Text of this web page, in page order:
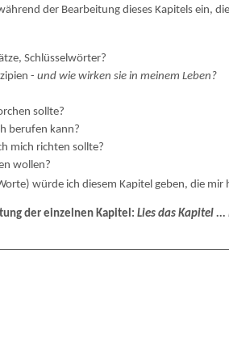
der Bearbeitung dieses Kapitels ein,
Schlüsselwörter?
-und wie wirken sie in meinem Leben?
sollte?
berufen kann?
mich richten sollte?
wollen?
würde ich diesem Kapitel geben, die mir
der einzelnen Kapitel:Lies das Kapitel